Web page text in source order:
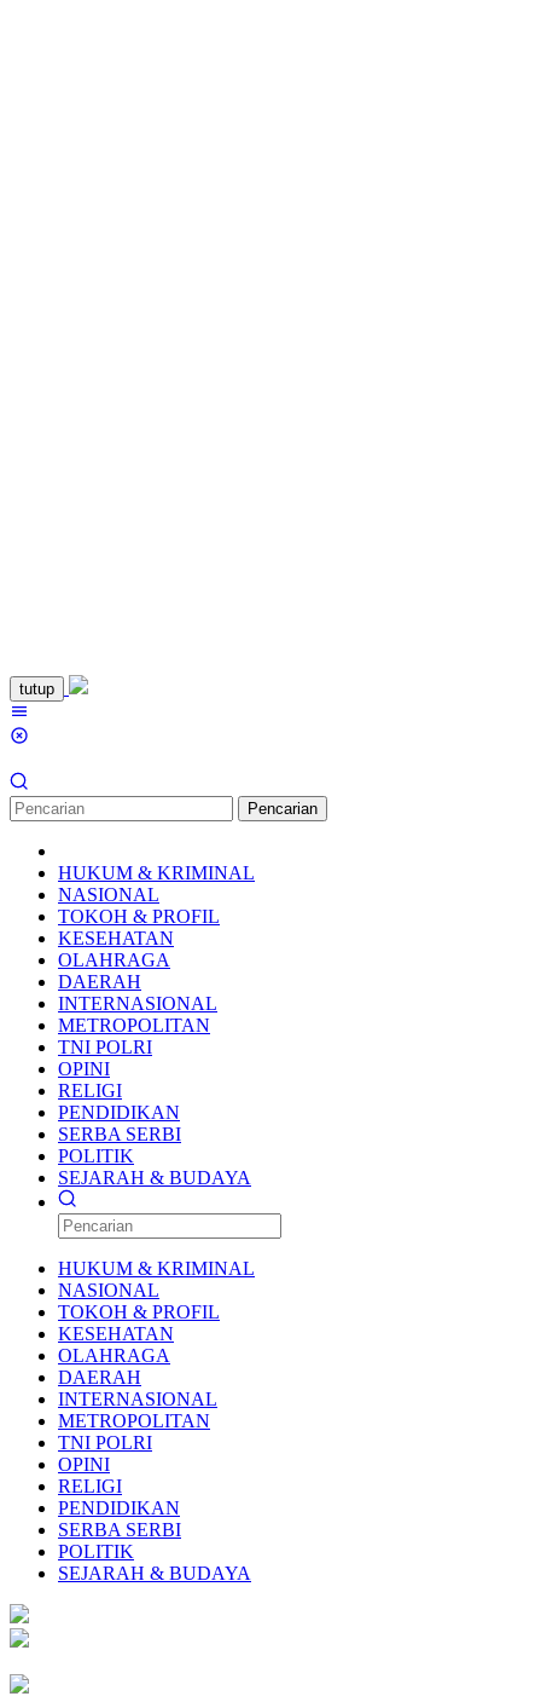
Loncat
ke
konten
tutup
Pencarian
HUKUM & KRIMINAL
NASIONAL
TOKOH & PROFIL
KESEHATAN
OLAHRAGA
DAERAH
INTERNASIONAL
METROPOLITAN
TNI POLRI
OPINI
RELIGI
PENDIDIKAN
SERBA SERBI
POLITIK
SEJARAH & BUDAYA
HUKUM & KRIMINAL
NASIONAL
TOKOH & PROFIL
KESEHATAN
OLAHRAGA
DAERAH
INTERNASIONAL
METROPOLITAN
TNI POLRI
OPINI
RELIGI
PENDIDIKAN
SERBA SERBI
POLITIK
SEJARAH & BUDAYA